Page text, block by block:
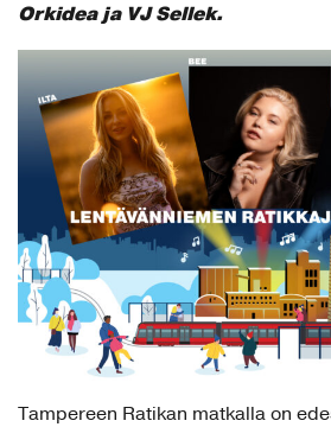
Orkidea ja VJ Sellek.
Tampereen Ratikan matkalla on